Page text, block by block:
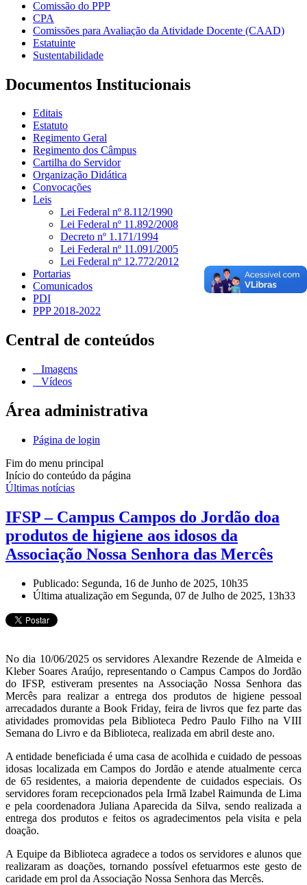
Comissão do PPP
CPA
Comissões para Avaliação da Atividade Docente (CAAD)
Estatuinte
Sustentabilidade
Documentos Institucionais
Editais
Estatuto
Regimento Geral
Regimento dos Câmpus
Cartilha do Servidor
Organização Didática
Convocações
Leis
Lei Federal nº 8.112/1990
Lei Federal nº 11.892/2008
Decreto nº 1.171/1994
Lei Federal nº 11.091/2005
Lei Federal nº 12.772/2012
Portarias
Comunicados
PDI
PPP 2018-2022
Central de conteúdos
Imagens
Vídeos
Área administrativa
Página de login
Fim do menu principal
Início do conteúdo da página
Últimas notícias
IFSP – Campus Campos do Jordão doa
produtos de higiene aos idosos da
Associação Nossa Senhora das Mercês
Publicado: Segunda, 16 de Junho de 2025, 10h35
Última atualização em Segunda, 07 de Julho de 2025, 13h33
No dia 10/06/2025 os servidores Alexandre Rezende de Almeida e
Kleber Soares Araújo, representando o Campus Campos do Jordão
do IFSP, estiveram presentes na Associação Nossa Senhora das
Mercês para realizar a entrega dos produtos de higiene pessoal
arrecadados durante a Book Friday, feira de livros que fez parte das
atividades promovidas pela Biblioteca Pedro Paulo Filho na VIII
Semana do Livro e da Biblioteca, realizada em abril deste ano.
A entidade beneficiada é uma casa de acolhida e cuidado de pessoas
idosas localizada em Campos do Jordão e atende atualmente cerca
de 65 residentes, a maioria dependente de cuidados especiais. Os
servidores foram recepcionados pela Irmã Izabel Raimunda de Lima
e pela coordenadora Juliana Aparecida da Silva, sendo realizada a
entrega dos produtos e feitos os agradecimentos pela visita e pela
doação.
A Equipe da Biblioteca agradece a todos os servidores e alunos que
realizaram as doações, tornando possível efetuarmos este gesto de
caridade em prol da Associação Nossa Senhora das Mercês.